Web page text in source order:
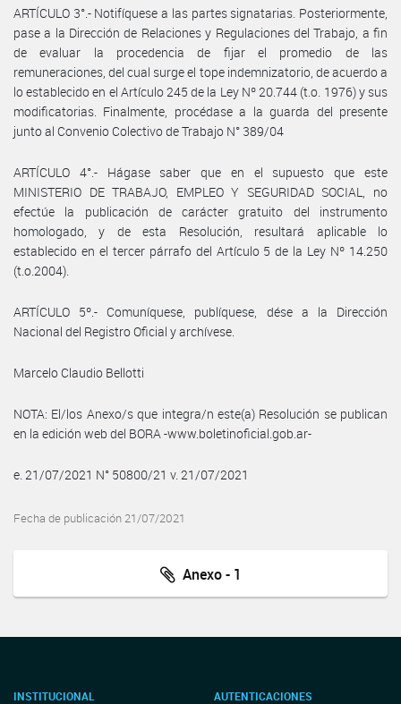
ARTÍCULO 3°.- Notifíquese a las partes signatarias. Posteriormente,
pase a la Dirección de Relaciones y Regulaciones del Trabajo, a fin
de evaluar la procedencia de fijar el promedio de las
remuneraciones, del cual surge el tope indemnizatorio, de acuerdo a
lo establecido en el Artículo 245 de la Ley Nº 20.744 (t.o. 1976) y sus
modificatorias. Finalmente, procédase a la guarda del presente
junto al Convenio Colectivo de Trabajo N° 389/04
ARTÍCULO 4°.- Hágase saber que en el supuesto que este
MINISTERIO DE TRABAJO, EMPLEO Y SEGURIDAD SOCIAL, no
efectúe la publicación de carácter gratuito del instrumento
homologado, y de esta Resolución, resultará aplicable lo
establecido en el tercer párrafo del Artículo 5 de la Ley Nº 14.250
(t.o.2004).
ARTÍCULO 5º.- Comuníquese, publíquese, dése a la Dirección
Nacional del Registro Oficial y archívese.
Marcelo Claudio Bellotti
NOTA: El/los Anexo/s que integra/n este(a) Resolución se publican
en la edición web del BORA -www.boletinoficial.gob.ar-
e. 21/07/2021 N° 50800/21 v. 21/07/2021
Fecha de publicación 21/07/2021
Anexo - 1
INSTITUCIONAL AUTENTICACIONES